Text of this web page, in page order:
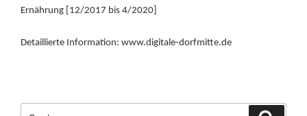
Ernährung [12/2017 bis 4/2020]
Detaillierte Information: www.digitale-dorfmitte.de